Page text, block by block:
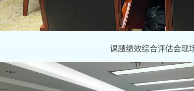
课题绩效综合评估会现